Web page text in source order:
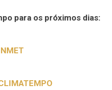
para os próximos dias: